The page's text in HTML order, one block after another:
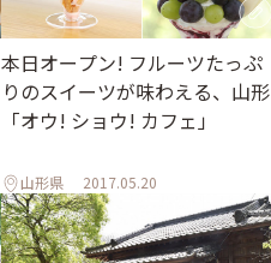
本日オープン! フルーツたっぷ
りのスイーツが味わえる、山形
「オウ! ショウ! カフェ」
山形県 2017.05.20